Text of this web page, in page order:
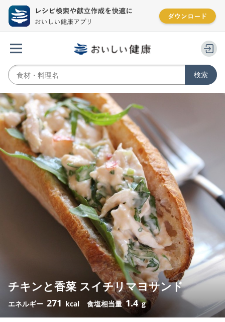
チキンと香菜 スイチリマヨサンド
エネルギー 271 kcal 食塩相当量 1.4 g